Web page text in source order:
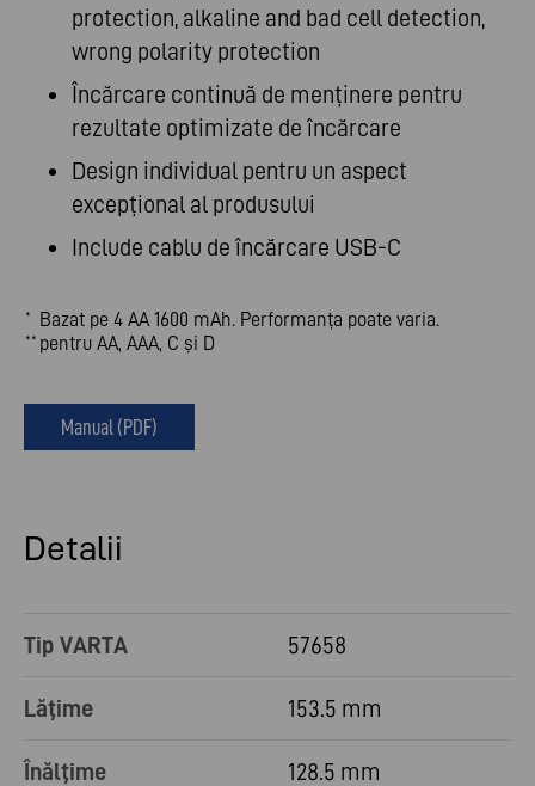
protection, alkaline and bad cell detection,
wrong polarity protection
Încărcare continuă de menținere pentru
rezultate optimizate de încărcare
Design individual pentru un aspect
excepțional al produsului
Include cablu de încărcare USB-C
* Bazat pe 4 AA 1600 mAh. Performanța poate varia.
** pentru AA, AAA, C și D
Manual (PDF)
Detalii
Tip VARTA 57658
Lăţime 153.5 mm
Înălţime 128.5 mm